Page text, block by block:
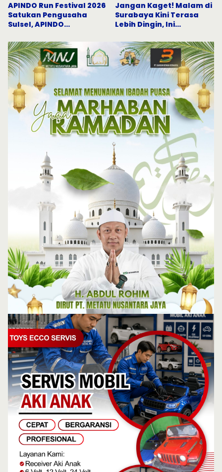
APINDO Run Festival 2026
Satukan Pengusaha
Sulsel, APINDO
Semangat Hidup Sehat
Jangan Kaget! Malam di
Surabaya Kini Terasa
Lebih Dingin, Ini